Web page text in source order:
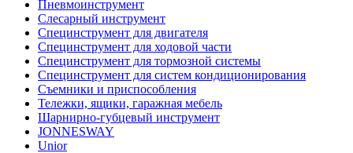
Пневмоинструмент
Слесарный инструмент
Специнструмент для двигателя
Специнструмент для ходовой части
Специнструмент для тормозной системы
Специнструмент для систем кондиционирования
Съемники и приспособления
Тележки, ящики, гаражная мебель
Шарнирно-губцевый инструмент
JONNESWAY
Unior